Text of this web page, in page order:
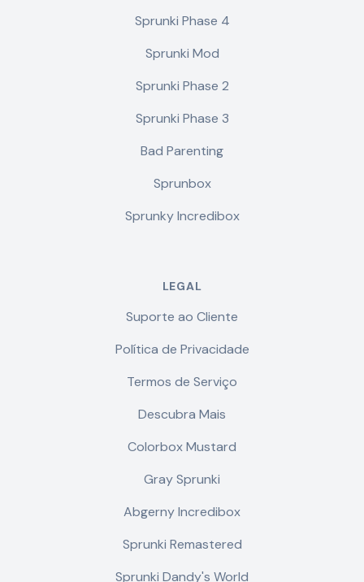
Sprunki Phase 4
Sprunki Mod
Sprunki Phase 2
Sprunki Phase 3
Bad Parenting
Sprunbox
Sprunky Incredibox
LEGAL
Suporte ao Cliente
Política de Privacidade
Termos de Serviço
Descubra Mais
Colorbox Mustard
Gray Sprunki
Abgerny Incredibox
Sprunki Remastered
Sprunki Dandy's World